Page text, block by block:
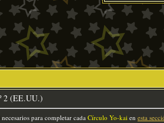
2 (EE.UU.)
para completar cada Círculo Yo-kai en esta